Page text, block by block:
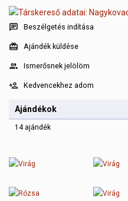
Beszélgetés indítása
Ajándék küldése
Ismerősnek jelölöm
Kedvencekhez adom
Ajándékok
14 ajándék